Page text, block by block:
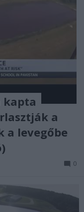
kapta
a
a levegőbe
0